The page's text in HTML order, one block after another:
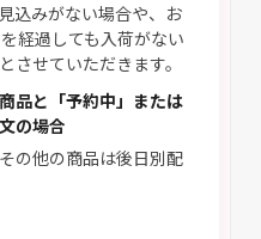
込みがない場合や、お
経過しても入荷がない
させていただきます。
品と「予約中」または
の場合
の他の商品は後日別配